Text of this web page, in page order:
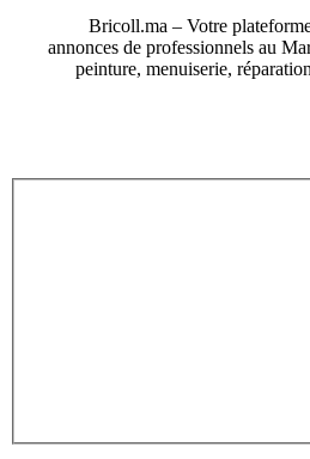
Bricoll.ma – Votre
annonces de professionnels au
peinture, menuiserie,